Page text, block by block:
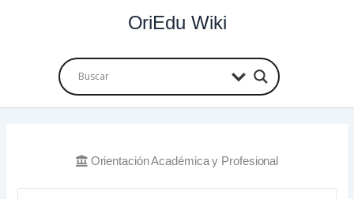
OriEdu Wiki
Orientación Académica y Profesional